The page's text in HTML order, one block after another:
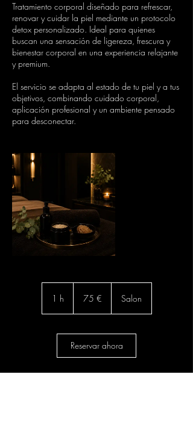
Tratamiento corporal diseñado para refrescar,
renovar y cuidar la piel mediante un protocolo
detox personalizado. Ideal para quienes
buscan una sensación de ligereza, frescura y
bienestar corporal en una experiencia relajante
y premium.
El servicio se adapta al estado de tu piel y a tus
objetivos, combinando cuidado corporal,
aplicación profesional y un ambiente pensado
para desconectar.
1 h 75 € Salon
Reservar ahora